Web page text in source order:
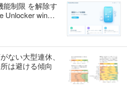
能制限 を解除す
ない大型連休、
は避ける傾向